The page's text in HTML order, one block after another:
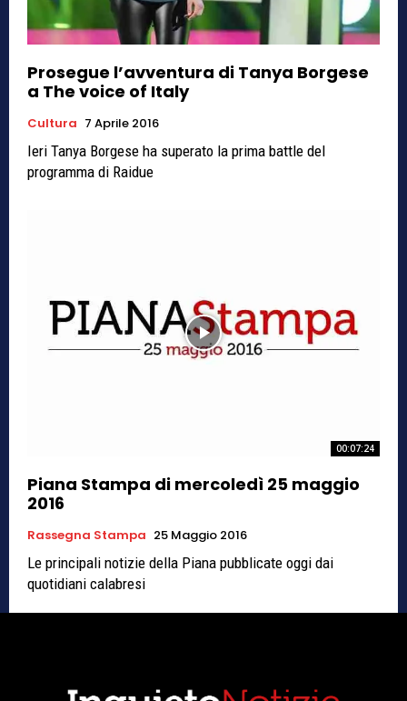
Prosegue l’avventura di Tanya Borgese
a The voice of Italy
Cultura 7 Aprile 2016
Ieri Tanya Borgese ha superato la prima battle del
programma di Raidue
00:07:24
Piana Stampa di mercoledì 25 maggio
2016
Rassegna Stampa 25 Maggio 2016
Le principali notizie della Piana pubblicate oggi dai
quotidiani calabresi